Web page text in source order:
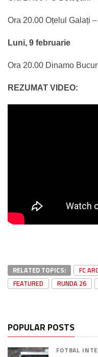
Ora 20.00 Oțelul Galați
Luni, 9 februarie
Ora 20.00 Dinamo
REZUMAT VIDEO:
RELATED TOPICS: FC
FEATURED
RUNDA 26
POPULAR POSTS
FOTBAL